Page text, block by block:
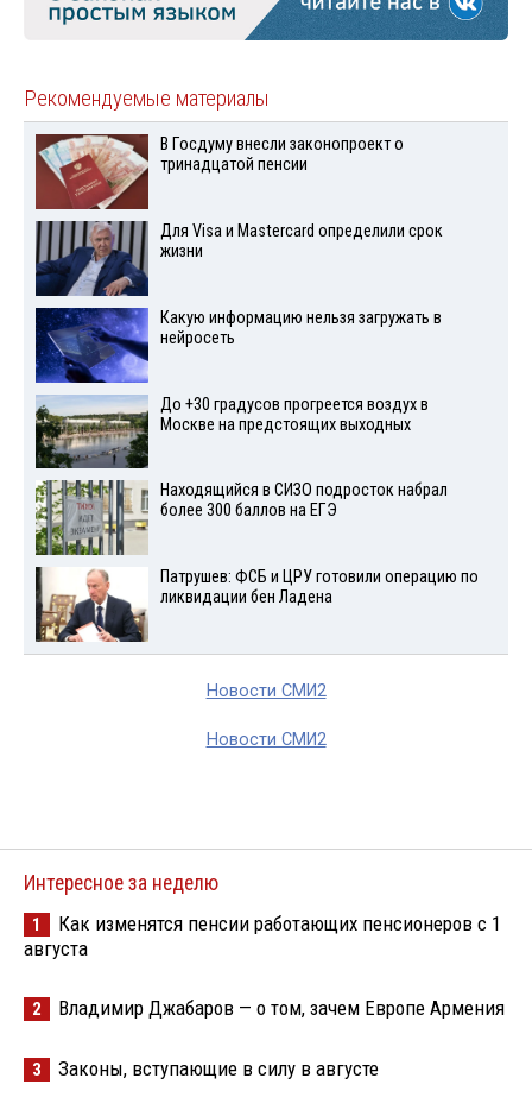
Рекомендуемые материалы
В Госдуму внесли законопроект о
тринадцатой пенсии
Для Visа и Mastercard определили срок
жизни
Какую информацию нельзя загружать в
нейросеть
До +30 градусов прогреется воздух в
Москве на предстоящих выходных
Находящийся в СИЗО подросток набрал
более 300 баллов на ЕГЭ
Патрушев: ФСБ и ЦРУ готовили операцию по
ликвидации бен Ладена
Новости СМИ2
Новости СМИ2
Интересное за неделю
1
Как изменятся пенсии работающих пенсионеров с 1
августа
2 Владимир Джабаров — о том, зачем Европе Армения
3 Законы, вступающие в силу в августе